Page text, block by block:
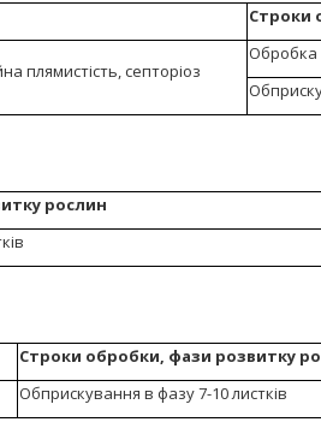
Строки
плямистість, септоріоз
Обробка
рослин
Строки обробки, фази розвитку
Обприскування в фазу 7-10 листків